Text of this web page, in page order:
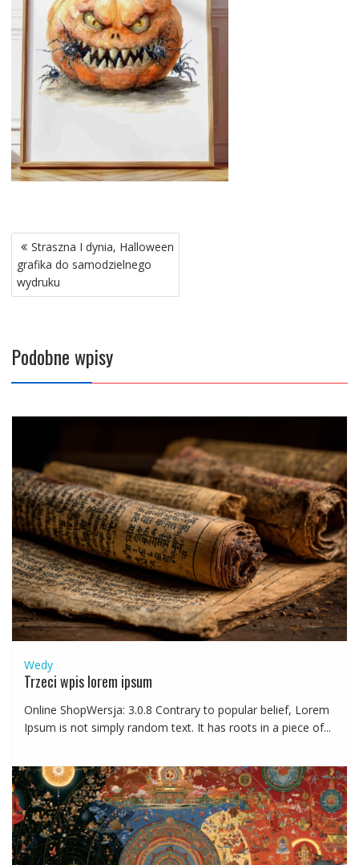
Nawigacja
wpisu
Straszna I dynia, Halloween
grafika do samodzielnego
wydruku
Podobne wpisy
Wedy
Trzeci wpis lorem ipsum
Online ShopWersja: 3.0.8 Contrary to popular belief, Lorem
Ipsum is not simply random text. It has roots in a piece of...